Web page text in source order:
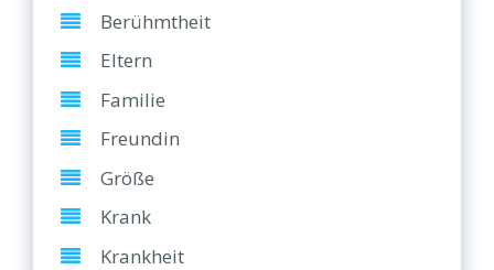
Berühmtheit
Eltern
Familie
Freundin
Größe
Krank
Krankheit